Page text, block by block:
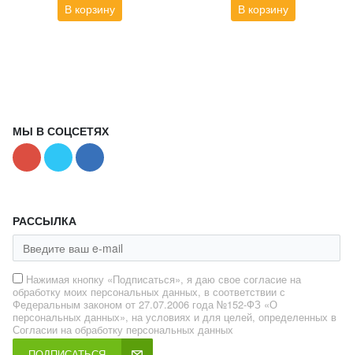
В корзину В корзину
МЫ В СОЦСЕТЯХ
РАССЫЛКА
Нажимая кнопку «Подписаться», я даю свое согласие на
обработку моих персональных данных, в соответствии с
Федеральным законом от 27.07.2006 года №152-ФЗ «О
персональных данных», на условиях и для целей, определенных в
Согласии на обработку персональных данных